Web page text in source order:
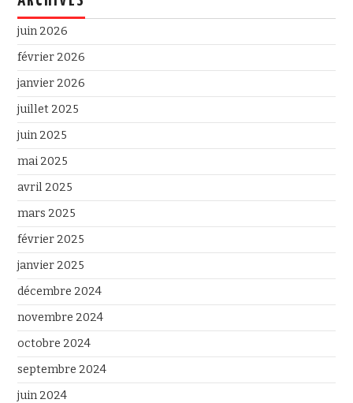
juin 2026
février 2026
janvier 2026
juillet 2025
juin 2025
mai 2025
avril 2025
mars 2025
février 2025
janvier 2025
décembre 2024
novembre 2024
octobre 2024
septembre 2024
juin 2024